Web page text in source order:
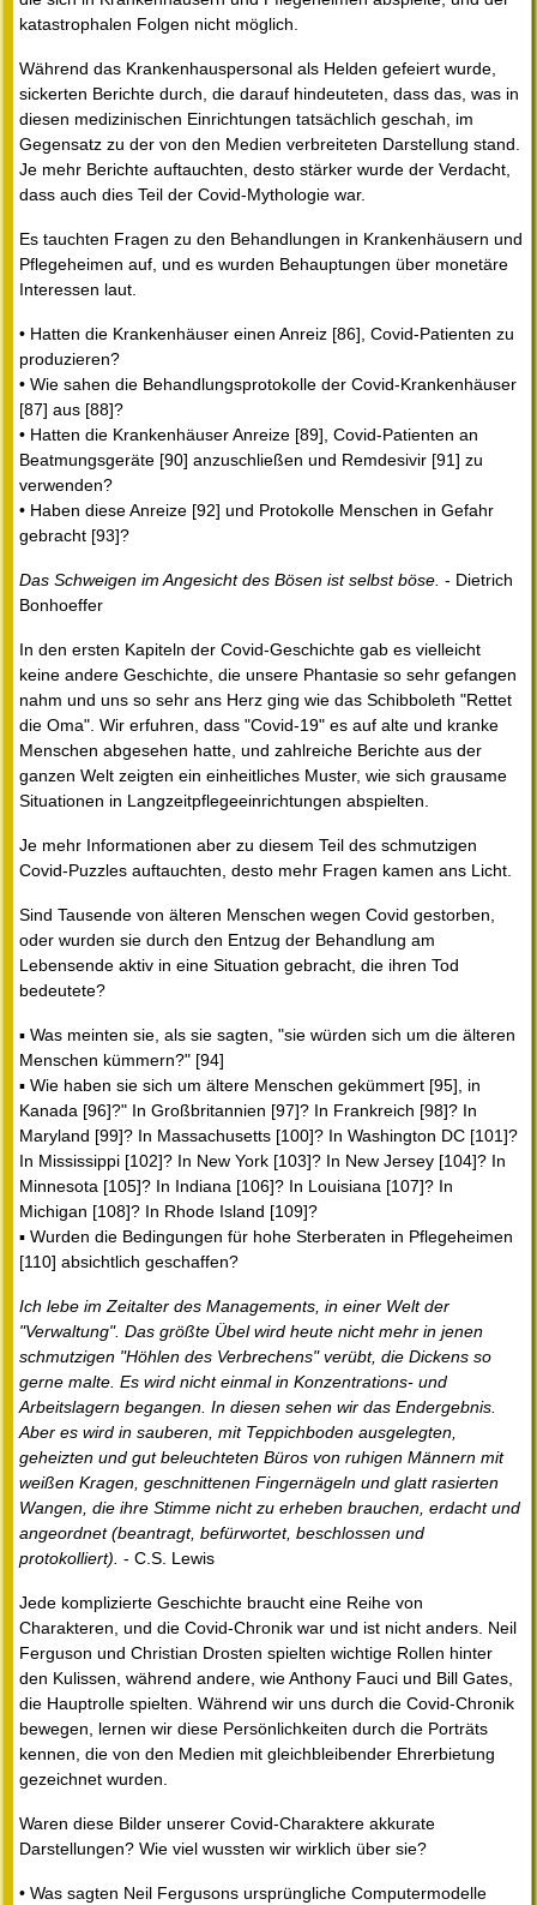
katastrophalen Folgen nicht möglich.
Während das Krankenhauspersonal als Helden gefeiert wurde,
sickerten Berichte durch, die darauf hindeuteten, dass das, was in
diesen medizinischen Einrichtungen tatsächlich geschah, im
Gegensatz zu der von den Medien verbreiteten Darstellung stand.
Je mehr Berichte auftauchten, desto stärker wurde der Verdacht,
dass auch dies Teil der Covid-Mythologie war.
Es tauchten Fragen zu den Behandlungen in Krankenhäusern und
Pflegeheimen auf, und es wurden Behauptungen über monetäre
Interessen laut.
• Hatten die Krankenhäuser einen Anreiz [86], Covid-Patienten zu
produzieren?
• Wie sahen die Behandlungsprotokolle der Covid-Krankenhäuser
[87] aus [88]?
• Hatten die Krankenhäuser Anreize [89], Covid-Patienten an
Beatmungsgeräte [90] anzuschließen und Remdesivir [91] zu
verwenden?
• Haben diese Anreize [92] und Protokolle Menschen in Gefahr
gebracht [93]?
Das Schweigen im Angesicht des Bösen ist selbst böse. - Dietrich
Bonhoeffer
In den ersten Kapiteln der Covid-Geschichte gab es vielleicht
keine andere Geschichte, die unsere Phantasie so sehr gefangen
nahm und uns so sehr ans Herz ging wie das Schibboleth "Rettet
die Oma". Wir erfuhren, dass "Covid-19" es auf alte und kranke
Menschen abgesehen hatte, und zahlreiche Berichte aus der
ganzen Welt zeigten ein einheitliches Muster, wie sich grausame
Situationen in Langzeitpflegeeinrichtungen abspielten.
Je mehr Informationen aber zu diesem Teil des schmutzigen
Covid-Puzzles auftauchten, desto mehr Fragen kamen ans Licht.
Sind Tausende von älteren Menschen wegen Covid gestorben,
oder wurden sie durch den Entzug der Behandlung am
Lebensende aktiv in eine Situation gebracht, die ihren Tod
bedeutete?
▪ Was meinten sie, als sie sagten, "sie würden sich um die älteren
Menschen kümmern?" [94]
▪ Wie haben sie sich um ältere Menschen gekümmert [95], in
Kanada [96]?" In Großbritannien [97]? In Frankreich [98]? In
Maryland [99]? In Massachusetts [100]? In Washington DC [101]?
In Mississippi [102]? In New York [103]? In New Jersey [104]? In
Minnesota [105]? In Indiana [106]? In Louisiana [107]? In
Michigan [108]? In Rhode Island [109]?
▪ Wurden die Bedingungen für hohe Sterberaten in Pflegeheimen
[110] absichtlich geschaffen?
Ich lebe im Zeitalter des Managements, in einer Welt der
"Verwaltung". Das größte Übel wird heute nicht mehr in jenen
schmutzigen "Höhlen des Verbrechens" verübt, die Dickens so
gerne malte. Es wird nicht einmal in Konzentrations- und
Arbeitslagern begangen. In diesen sehen wir das Endergebnis.
Aber es wird in sauberen, mit Teppichboden ausgelegten,
geheizten und gut beleuchteten Büros von ruhigen Männern mit
weißen Kragen, geschnittenen Fingernägeln und glatt rasierten
Wangen, die ihre Stimme nicht zu erheben brauchen, erdacht und
angeordnet (beantragt, befürwortet, beschlossen und
protokolliert). - C.S. Lewis
Jede komplizierte Geschichte braucht eine Reihe von
Charakteren, und die Covid-Chronik war und ist nicht anders. Neil
Ferguson und Christian Drosten spielten wichtige Rollen hinter
den Kulissen, während andere, wie Anthony Fauci und Bill Gates,
die Hauptrolle spielten. Während wir uns durch die Covid-Chronik
bewegen, lernen wir diese Persönlichkeiten durch die Porträts
kennen, die von den Medien mit gleichbleibender Ehrerbietung
gezeichnet wurden.
Waren diese Bilder unserer Covid-Charaktere akkurate
Darstellungen? Wie viel wussten wir wirklich über sie?
• Was sagten Neil Fergusons ursprüngliche Computermodelle